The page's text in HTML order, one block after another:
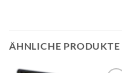
ÄHNLICHE PRODUKTE